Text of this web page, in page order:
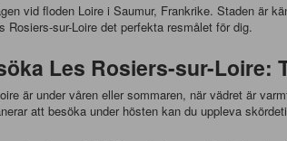
vid floden Loire i Saumur, Frankrike. Staden är
sur-Loire det perfekta resmålet för dig.
Les Rosiers-sur-Loire:
är under våren eller sommaren, när vädret är
att besöka under hösten kan du uppleva